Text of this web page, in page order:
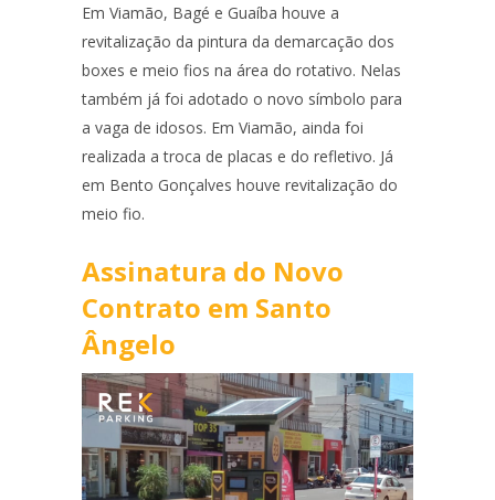
Em Viamão, Bagé e Guaíba houve a
revitalização da pintura da demarcação dos
boxes e meio fios na área do rotativo. Nelas
também já foi adotado o novo símbolo para
a vaga de idosos. Em Viamão, ainda foi
realizada a troca de placas e do refletivo. Já
em Bento Gonçalves houve revitalização do
meio fio.
Assinatura do Novo
Contrato em Santo
Ângelo